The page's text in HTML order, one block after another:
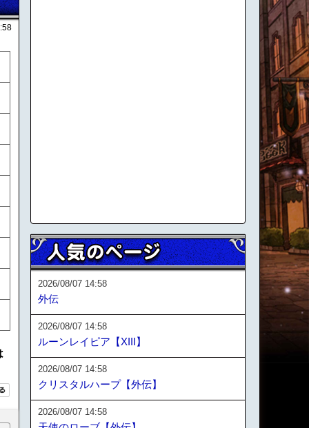
2026/08/07 14:58
外伝
2026/08/07 14:58
ルーンレイピア【XIII】
2026/08/07 14:58
クリスタルハープ【外伝】
2026/08/07 14:58